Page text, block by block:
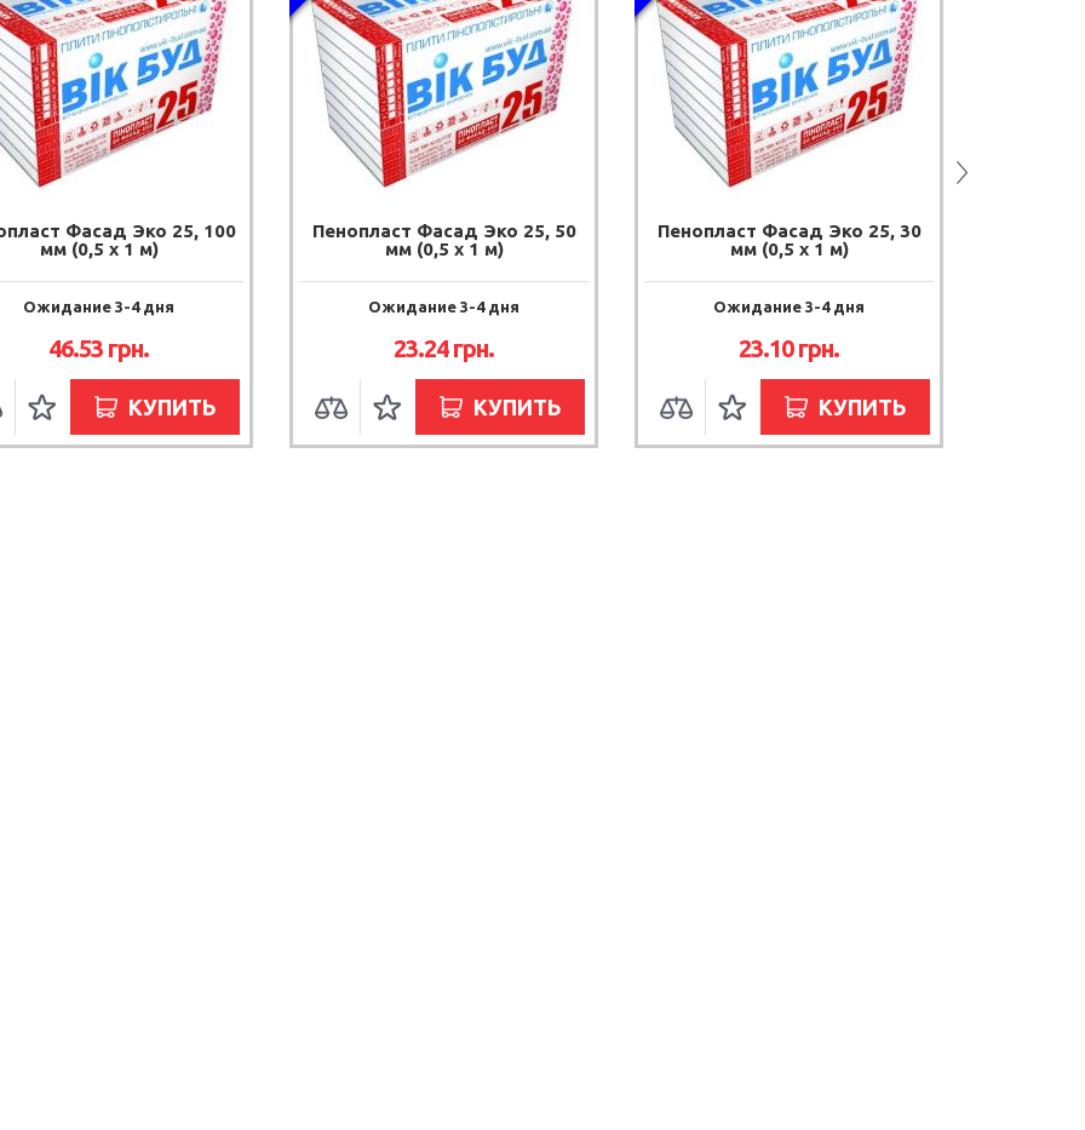
Фасад Эко 25, 100
мм (0,5 х 1 м)
Ожидание 3-4 дня
46.53 грн.
КУПИТЬ
Пенопласт Фасад Эко 25, 50
мм (0,5 х 1 м)
Ожидание 3-4 дня
23.24 грн.
КУПИТЬ
Пенопласт Фасад Эко 25, 30
мм (0,5 х 1 м)
Ожидание 3-4 дня
23.10 грн.
КУПИТЬ